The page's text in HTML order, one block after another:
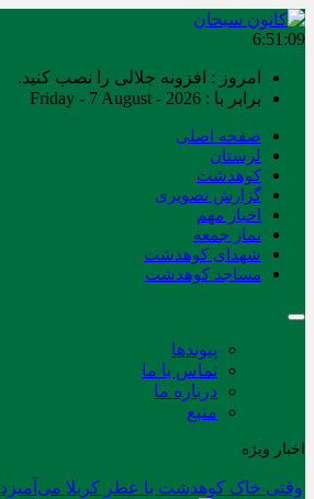
6:51:09
امروز : افزونه جلالی را نصب کنید.
برابر با : Friday - 7 August - 2026
صفحه اصلی
لرستان
کوهدشت
گزارش تصویری
اخبار مهم
نماز جمعه
شهدای کوهدشت
مساجد کوهدشت
پیوندها
تماس با ما
درباره ما
منبع
اخبار ویژه
وقتی خاک کوهدشت با عطر کربلا می‌آمیزد